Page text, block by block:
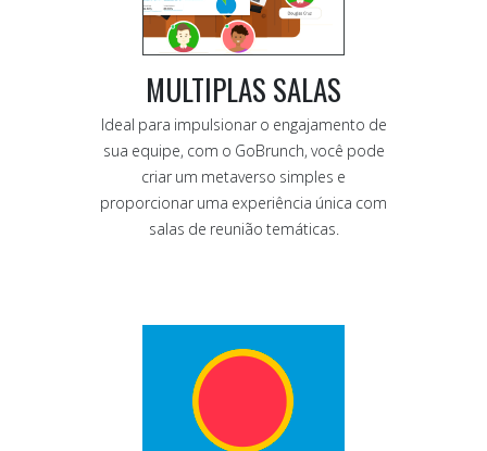
MULTIPLAS SALAS
Ideal para impulsionar o engajamento de
sua equipe, com o GoBrunch, você pode
criar um metaverso simples e
proporcionar uma experiência única com
salas de reunião temáticas.